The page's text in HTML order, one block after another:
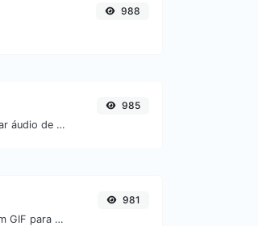
988
Use a API do Google Tradutor para gerar áudio de texto para fala.
985
Converta facilmente arquivos de imagem GIF para PNG.
981